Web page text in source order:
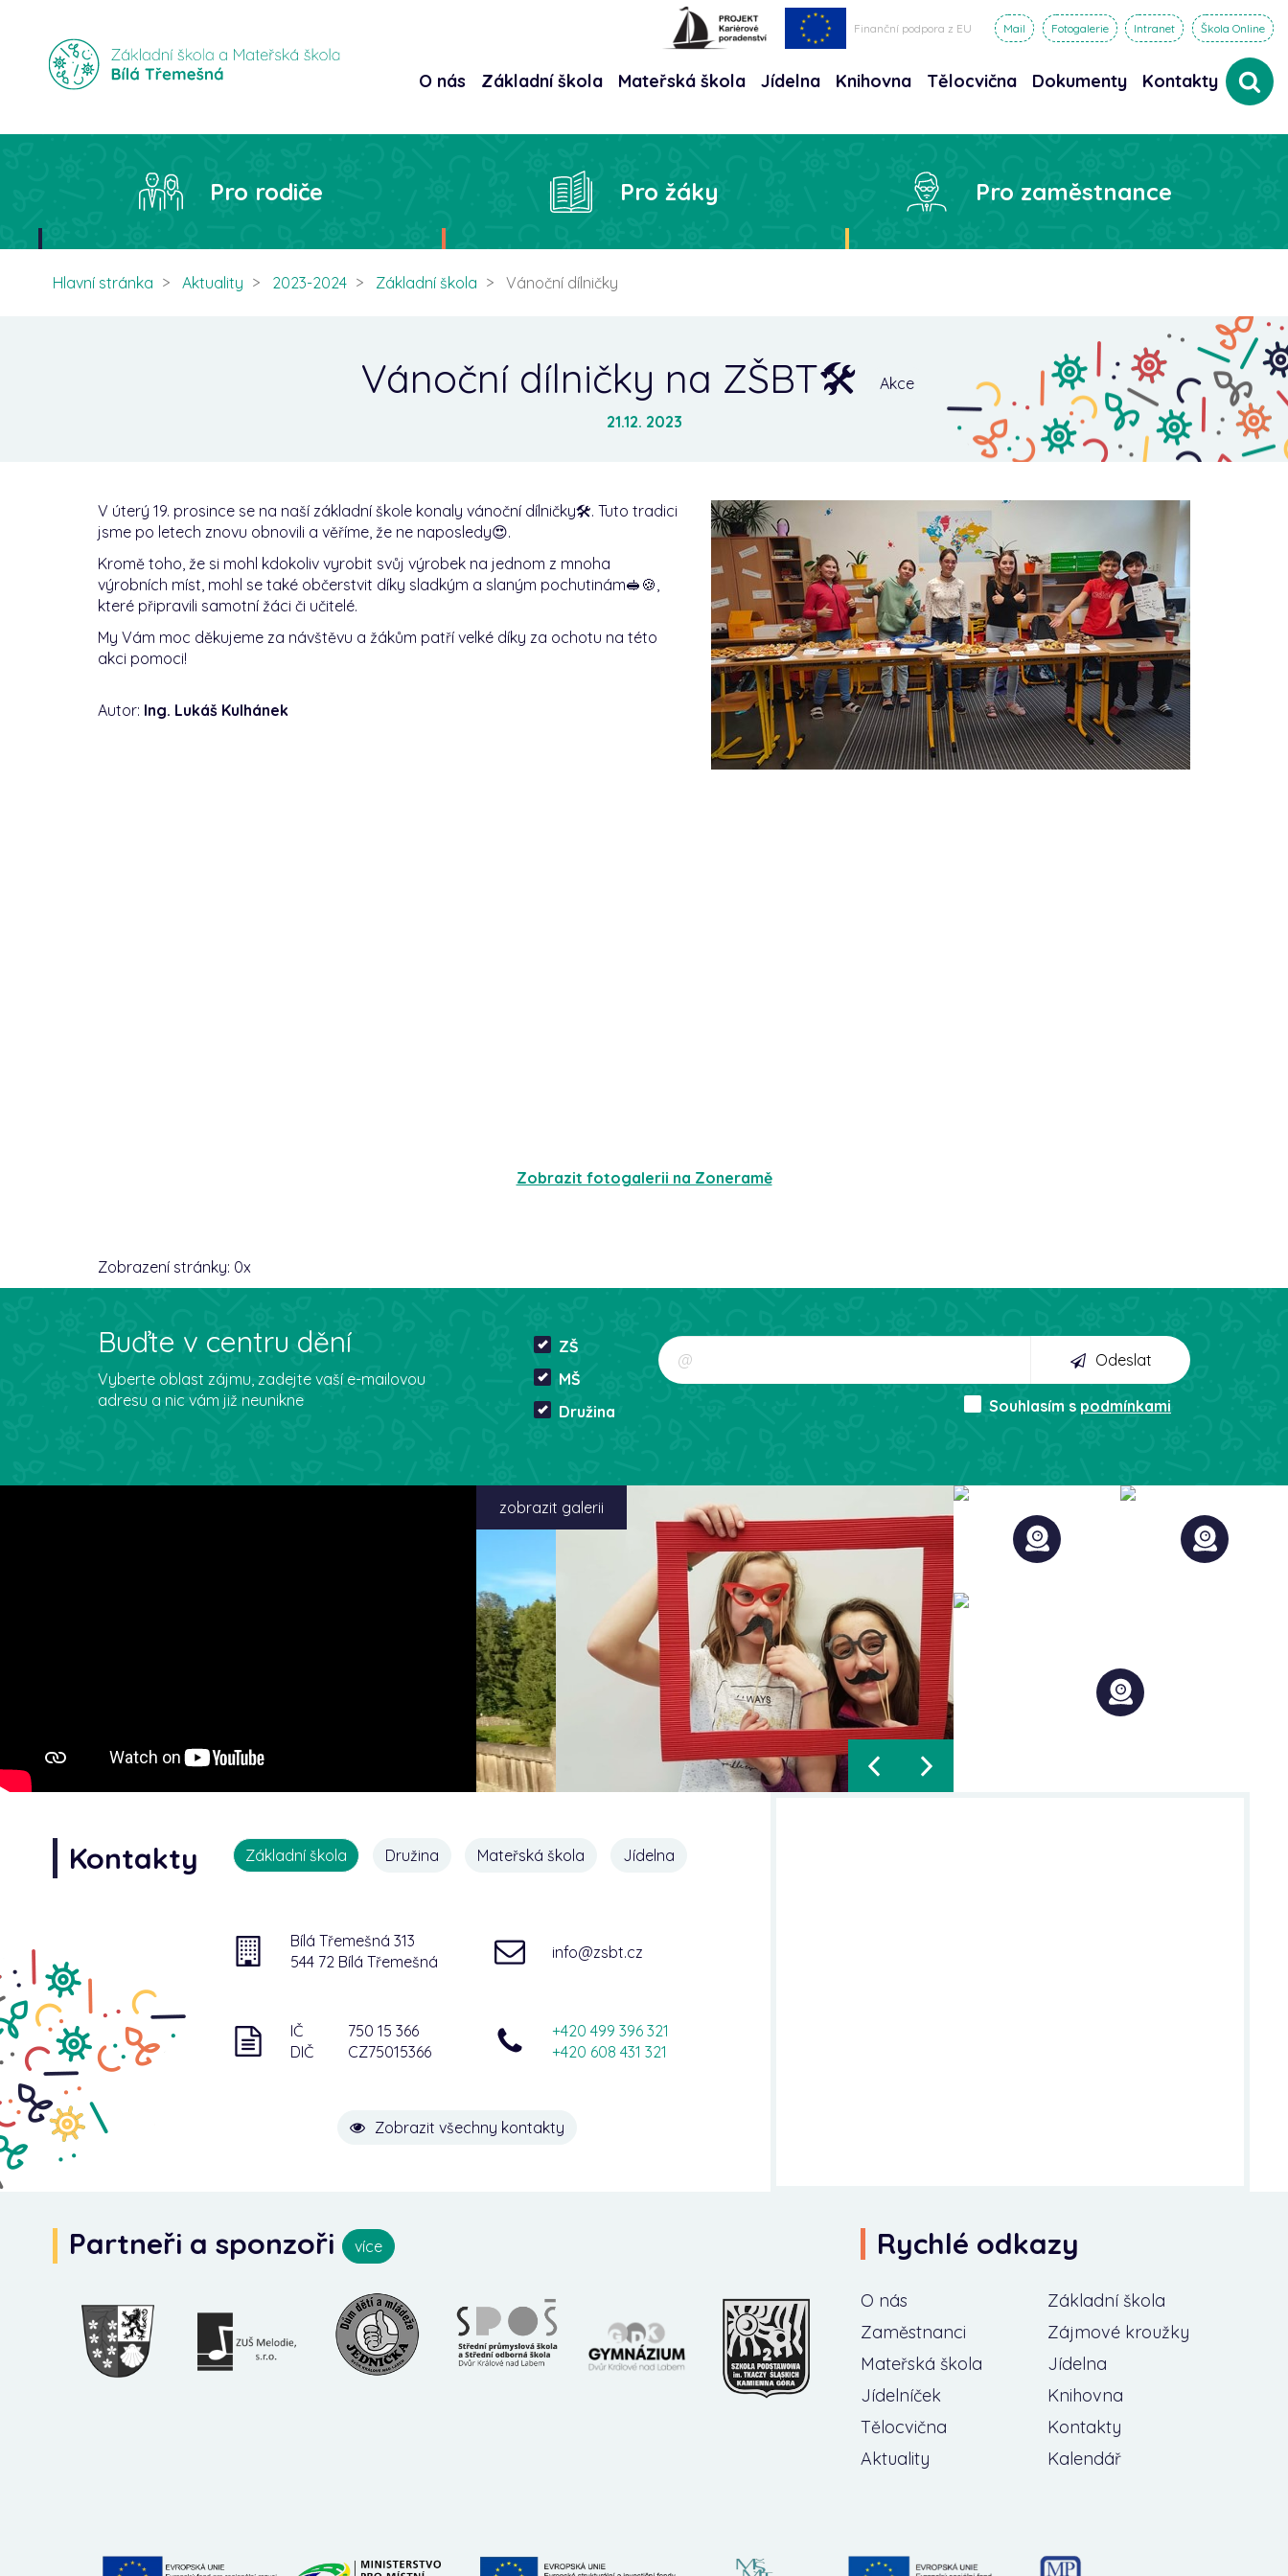
Finanční podpora z EU Mail Fotogalerie Intranet Škola Online
O nás Základní škola Mateřská škola Jídelna Knihovna Tělocvična Dokumenty Kontakty
Pro rodiče Pro žáky Pro zaměstnance
Hlavní stránka Aktuality 2023-2024 Základní škola Vánoční dílničky
Vánoční dílničky na ZŠBT🛠️
Akce
21.12. 2023
V úterý 19. prosince se na naší základní škole konaly vánoční dílničky🛠️. Tuto tradici
jsme po letech znovu obnovili a věříme, že ne naposledy😍.
Kromě toho, že si mohl kdokoliv vyrobit svůj výrobek na jednom z mnoha
výrobních míst, mohl se také občerstvit díky sladkým a slaným pochutinám🥪🍪,
které připravili samotní žáci či učitelé.
My Vám moc děkujeme za návštěvu a žákům patří velké díky za ochotu na této
akci pomoci!
Autor: Ing. Lukáš Kulhánek
Zobrazit fotogalerii na Zoneramě
Zobrazení stránky: 0x
Buďte v centru dění
Vyberte oblast zájmu, zadejte vaší e-mailovou
adresu a nic vám již neunikne
ZŠ
MŠ
Družina
Odeslat
Souhlasím s podmínkami
zobrazit galerii
Kontakty Základní škola Družina Mateřská škola Jídelna
Bílá Třemešná 313
544 72 Bílá Třemešná
info@zsbt.cz
IČ
750 15 366
DIČ
CZ75015366
+420 499 396 321
+420 608 431 321
Zobrazit všechny kontakty
Partneři a sponzoři více Rychlé odkazy
O nás
Základní škola
Zaměstnanci
Zájmové kroužky
Mateřská škola
Jídelna
Jídelníček
Knihovna
Tělocvična
Kontakty
Aktuality
Kalendář